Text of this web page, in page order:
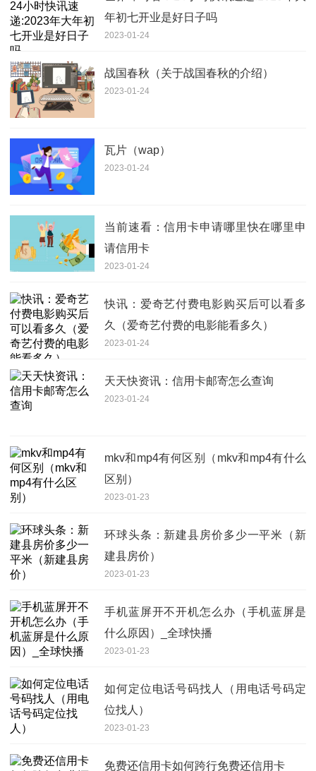
年初七开业是好日子吗
2023-01-24
战国春秋（关于战国春秋的介绍）
2023-01-24
瓦片（wap）
2023-01-24
当前速看：信用卡申请哪里快在哪里申
请信用卡
2023-01-24
快讯：爱奇艺付费电影购买后可以看多
久（爱奇艺付费的电影能看多久）
2023-01-24
天天快资讯：信用卡邮寄怎么查询
2023-01-24
mkv和mp4有何区别（mkv和mp4有什么
区别）
2023-01-23
环球头条：新建县房价多少一平米（新
建县房价）
2023-01-23
手机蓝屏开不开机怎么办（手机蓝屏是
什么原因）_全球快播
2023-01-23
如何定位电话号码找人（用电话号码定
位找人）
2023-01-23
免费还信用卡如何跨行免费还信用卡